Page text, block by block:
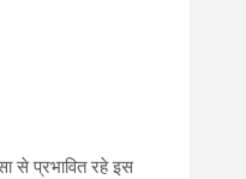
से प्रभावित रहे इस